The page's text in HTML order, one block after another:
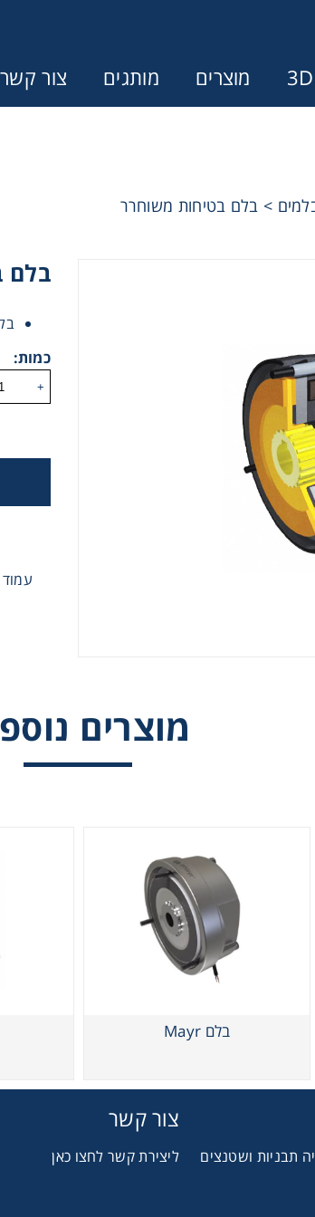
מוצרים מותגים צור קשר
> בלם בטיחות משוחרר
בלם
כמות:
+
מוצרים
בלם Mayr
תבניות ושטנצים
צור קשר
ליצירת קשר לחצו כאן
בלם RINGSPANN
הצעת מחיר או מידע
וגלגלי שיניים
תזמון וגלגלים